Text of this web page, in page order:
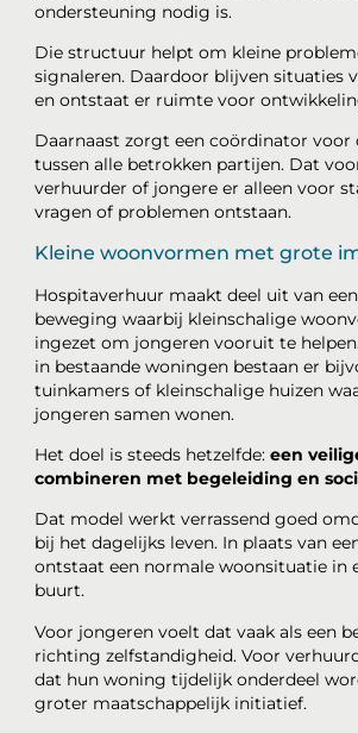
ondersteuning nodig is.
Die structuur helpt om kleine
signaleren. Daardoor blijven situaties
en ontstaat er ruimte voor
Daarnaast zorgt een coördinator voor
tussen alle betrokken partijen. Dat
verhuurder of jongere er alleen voor
vragen of problemen ontstaan.
Kleine woonvormen met grote
Hospitaverhuur maakt deel uit van
beweging waarbij kleinschalige
ingezet om jongeren vooruit te
in bestaande woningen bestaan er
tuinkamers of kleinschalige huizen
jongeren samen wonen.
Het doel is steeds hetzelfde:een
combineren met begeleiding en
Dat model werkt verrassend goed
bij het dagelijks leven. In plaats van
ontstaat een normale woonsituatie in
buurt.
Voor jongeren voelt dat vaak als een
richting zelfstandigheid. Voor
dat hun woning tijdelijk onderdeel
groter maatschappelijk initiatief.